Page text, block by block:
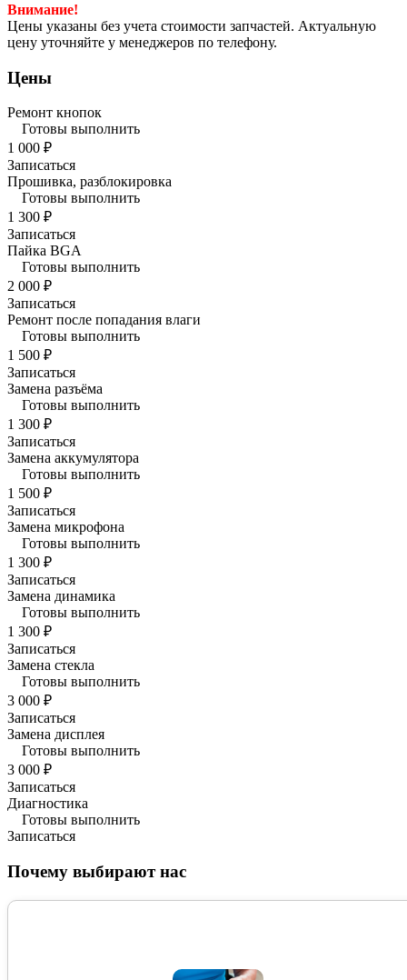
Внимание!
Цены указаны без учета стоимости запчастей. Актуальную
цену уточняйте у менеджеров по телефону.
Цены
Ремонт кнопок
Готовы выполнить
1 000 ₽
Записаться
Прошивка, разблокировка
Готовы выполнить
1 300 ₽
Записаться
Пайка BGA
Готовы выполнить
2 000 ₽
Записаться
Ремонт после попадания влаги
Готовы выполнить
1 500 ₽
Записаться
Замена разъёма
Готовы выполнить
1 300 ₽
Записаться
Замена аккумулятора
Готовы выполнить
1 500 ₽
Записаться
Замена микрофона
Готовы выполнить
1 300 ₽
Записаться
Замена динамика
Готовы выполнить
1 300 ₽
Записаться
Замена стекла
Готовы выполнить
3 000 ₽
Записаться
Замена дисплея
Готовы выполнить
3 000 ₽
Записаться
Диагностика
Готовы выполнить
Записаться
Почему выбирают нас